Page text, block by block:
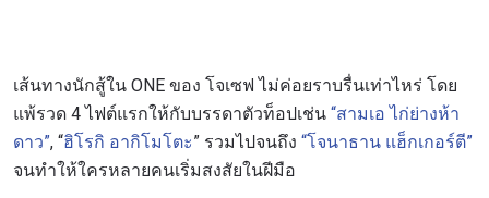
เส้นทางนักสู้ใน ONE ของ โจเซฟ ไม่ค่อยราบรื่นเท่าไหร่ โดย
แพ้รวด 4 ไฟต์แรกให้กับบรรดาตัวท็อปเช่น “สามเอ ไก่ย่างห้า
ดาว”, “ฮิโรกิ อากิโมโตะ” รวมไปจนถึง “โจนาธาน แฮ็กเกอร์ตี”
จนทำให้ใครหลายคนเริ่มสงสัยในฝีมือ